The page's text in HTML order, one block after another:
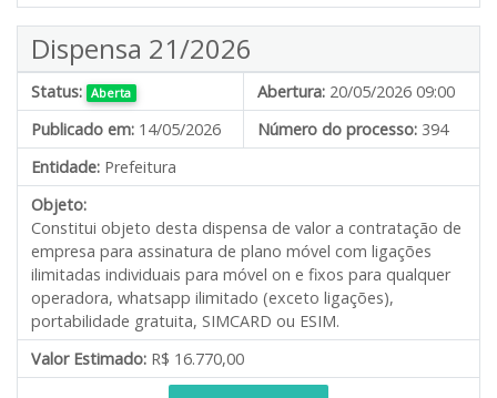
Dispensa 21/2026
Status: Aberta Abertura: 20/05/2026 09:00
Publicado em: 14/05/2026 Número do processo: 394
Entidade: Prefeitura
Objeto:
Constitui objeto desta dispensa de valor a contratação de
empresa para assinatura de plano móvel com ligações
ilimitadas individuais para móvel on e fixos para qualquer
operadora, whatsapp ilimitado (exceto ligações),
portabilidade gratuita, SIMCARD ou ESIM.
Valor Estimado: R$ 16.770,00